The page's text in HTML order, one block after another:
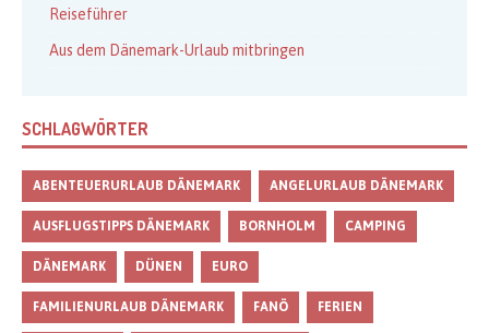
Reiseführer
Aus dem Dänemark-Urlaub mitbringen
SCHLAGWÖRTER
ABENTEUERURLAUB DÄNEMARK ANGELURLAUB DÄNEMARK
AUSFLUGSTIPPS DÄNEMARK BORNHOLM CAMPING
DÄNEMARK DÜNEN EURO
FAMILIENURLAUB DÄNEMARK FANÖ FERIEN